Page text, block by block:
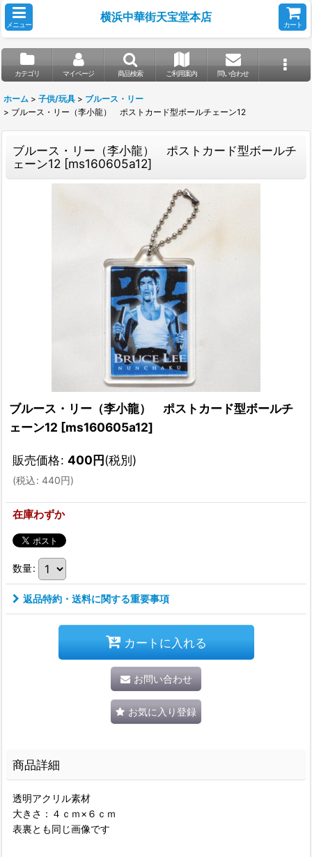
メニュー
横浜中華街天宝堂本店
カート
カテゴリ マイページ 商品検索 ご利用案内 問い合わせ
ホーム > 子供/玩具 > ブルース・リー
> ブルース・リー（李小龍） ポストカード型ボールチェーン12
ブルース・リー（李小龍） ポストカード型ボールチ
ェーン12 [ms160605a12]
ブルース・リー（李小龍） ポストカード型ボールチ
ェーン12 [ms160605a12]
販売価格: 400円(税別)
(税込: 440円)
在庫わずか
数量:
返品特約・送料に関する重要事項
カートに入れる
お問い合わせ
お気に入り登録
商品詳細
透明アクリル素材
大きさ：４ｃｍ×６ｃｍ
表裏とも同じ画像です